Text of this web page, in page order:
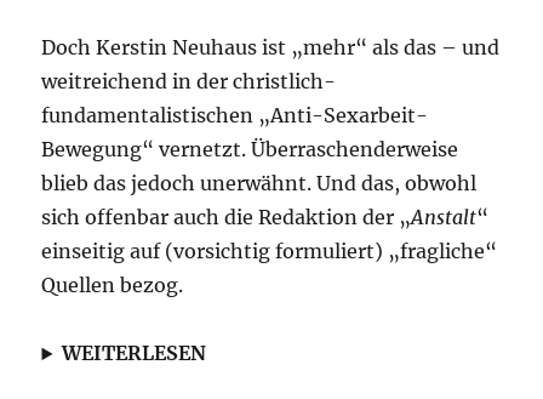
Doch Kerstin Neuhaus ist „mehr“ als das – und
weitreichend in der christlich-
fundamentalistischen „Anti-Sexarbeit-
Bewegung“ vernetzt. Überraschenderweise
blieb das jedoch unerwähnt. Und das, obwohl
sich offenbar auch die Redaktion der „Anstalt“
einseitig auf (vorsichtig formuliert) „fragliche“
Quellen bezog.
WEITERLESEN